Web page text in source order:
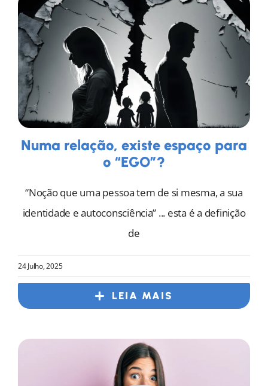
Numa relação, existe espaço para
o “EGO”?
“Noção que uma pessoa tem de si mesma, a sua
identidade e autoconsciência” ... esta é a definição
de
24 Julho, 2025
LEIA MAIS